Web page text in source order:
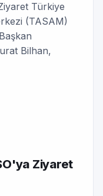
Türkiye
(TASAM)
Bilhan,
Ziyaret